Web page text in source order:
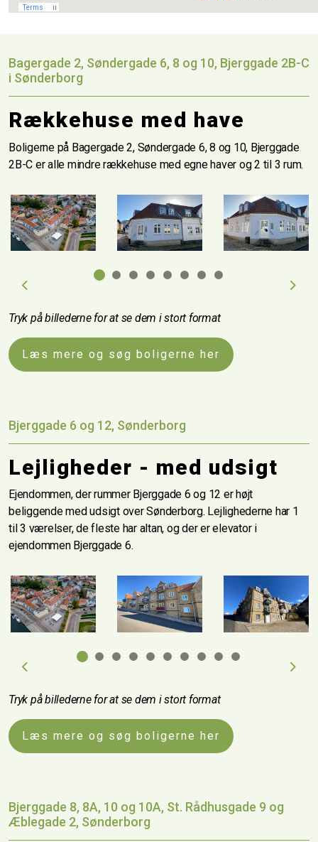
Bagergade 2, Søndergade 6, 8 og 10, Bjerggade 2B-C
i Sønderborg
Rækkehuse med have
Boligerne på Bagergade 2, Søndergade 6, 8 og 10, Bjerggade
2B-C er alle mindre rækkehuse med egne haver og 2 til 3 rum.
Previous
Tryk på billederne for at se dem i stort format
Læs mere og søg boligerne her
Bjerggade 6 og 12, Sønderborg
Lejligheder - med udsigt
Ejendommen, der rummer Bjerggade 6 og 12 er højt
beliggende med udsigt over Sønderborg. Lejlighederne har 1
til 3 værelser, de fleste har altan, og der er elevator i
ejendommen Bjerggade 6.
Previous
Next
Tryk på billederne for at se dem i stort format
Læs mere og søg boligerne her
Bjerggade 8, 8A, 10 og 10A, St. Rådhusgade 9 og
Æblegade 2, Sønderborg